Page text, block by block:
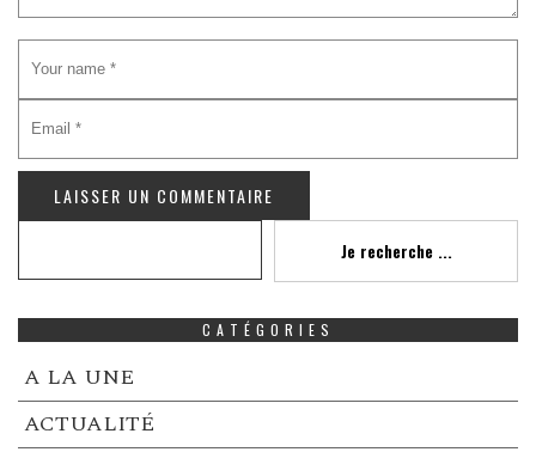
Je recherche ...
CATÉGORIES
A LA UNE
ACTUALITÉ